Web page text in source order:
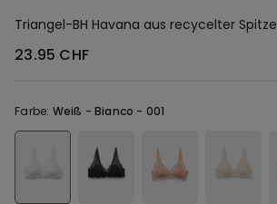
Triangel-BH Havana aus recycelter Spitze
23.95 CHF
Farbe: Weiß -Bianco - 001